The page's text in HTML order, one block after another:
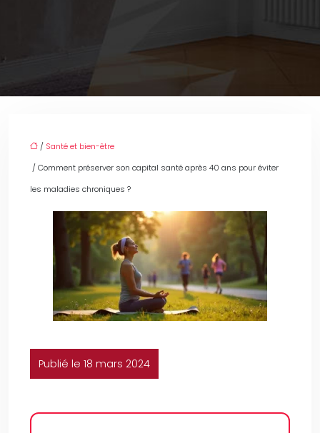
/ Santé et bien-être
/ Comment préserver son capital santé après 40 ans pour éviter
les maladies chroniques ?
Publié le 18 mars 2024